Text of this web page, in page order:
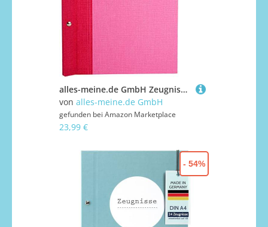
alles-meine.de GmbH Zeugnismappe/Dokumentenmappe/Zeugnisringbuch - Zeugnisse Leinen Struktur - PINK/ROSA - A 4 - GEBUNDEN & Erweiterbar - Schraubalbum - mit 24 festen Sei..
von alles-meine.de GmbH
gefunden bei Amazon Marketplace
23,99 €
- 54%